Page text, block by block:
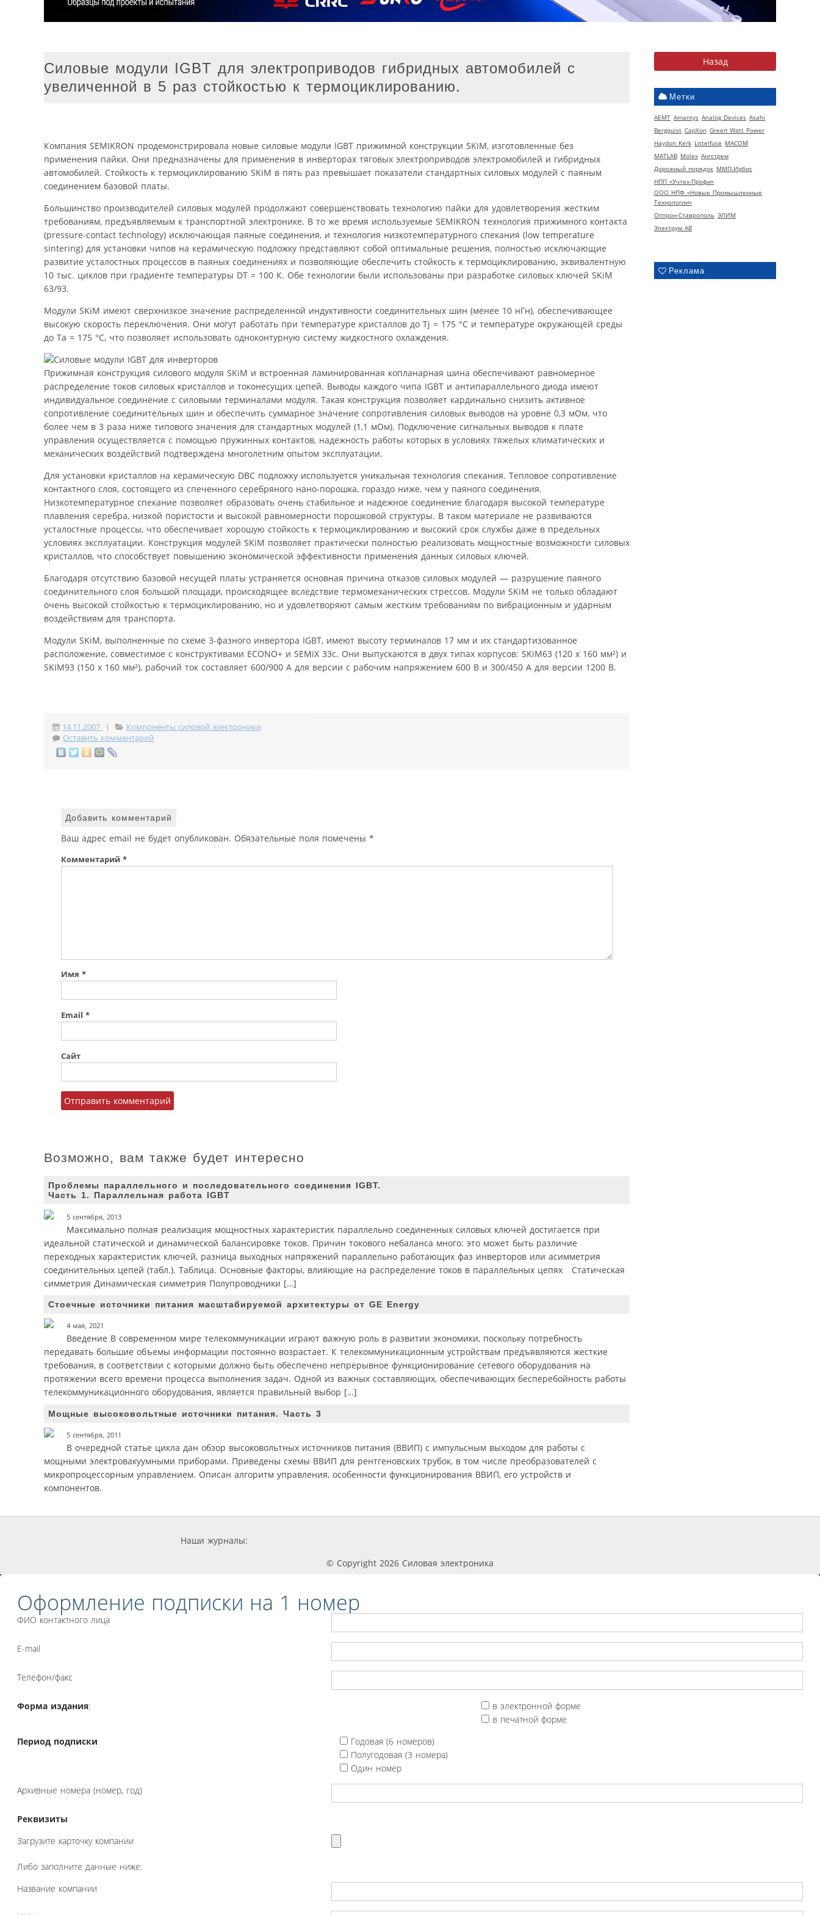
Метки
AEMT Amantys Analog Devices Asahi
Bergquist CapXon Green Watt Power
Haydon Kerk Littelfuse MACOM
MATLAB Molex Ангстрем
Дорожный порядок ММП-Ирбис
НПП «Учтех-Профи»
ООО НПФ «Новые Промышленные
Технологии»
Оптрон-Ставрополь ЭЛИМ
Электрум АВ
Реклама
Силовые модули IGBT для электроприводов гибридных автомобилей с
увеличенной в 5 раз стойкостью к термоциклированию.
Компания SEMIKRON продемонстрировала новые силовые модули IGBT прижимной конструкции SKiM, изготовленные без
применения пайки. Они предназначены для применения в инверторах тяговых электроприводов электромобилей и гибридных
автомобилей. Стойкость к термоциклированию SKiM в пять раз превышает показатели стандартных силовых модулей с паяным
соединением базовой платы.
Большинство производителей силовых модулей продолжают совершенствовать технологию пайки для удовлетворения жестким
требованиям, предъявляемым к транспортной электронике. В то же время используемые SEMIKRON технология прижимного контакта
(pressure-contact technology) исключающая паяные соединения, и технология низкотемпературного спекания (low temperature
sintering) для установки чипов на керамическую подложку представляют собой оптимальные решения, полностью исключающие
развитие усталостных процессов в паяных соединениях и позволяющие обеспечить стойкость к термоциклированию, эквивалентную
10 тыс. циклов при градиенте температуры DТ = 100 К. Обе технологии были использованы при разработке силовых ключей SKiM
63/93.
Модули SKiM имеют сверхнизкое значение распределенной индуктивности соединительных шин (менее 10 нГн), обеспечивающее
высокую скорость переключения. Они могут работать при температуре кристаллов до Tj = 175 °C и температуре окружающей среды
до Та = 175 °C, что позволяет использовать одноконтурную систему жидкостного охлаждения.
Прижимная конструкция силового модуля SKiM и встроенная ламинированная копланарная шина обеспечивают равномерное
распределение токов силовых кристаллов и токонесущих цепей. Выводы каждого чипа IGBT и антипараллельного диода имеют
индивидуальное соединение с силовыми терминалами модуля. Такая конструкция позволяет кардинально снизить активное
сопротивление соединительных шин и обеспечить суммарное значение сопротивления силовых выводов на уровне 0,3 мОм, что
более чем в 3 раза ниже типового значения для стандартных модулей (1,1 мОм). Подключение сигнальных выводов к плате
управления осуществляется с помощью пружинных контактов, надежность работы которых в условиях тяжелых климатических и
механических воздействий подтверждена многолетним опытом эксплуатации.
Для установки кристаллов на керамическую DBC подложку используется уникальная технология спекания. Тепловое сопротивление
контактного слоя, состоящего из спеченного серебряного нано-порошка, гораздо ниже, чем у паяного соединения.
Низкотемпературное спекание позволяет образовать очень стабильное и надежное соединение благодаря высокой температуре
плавления серебра, низкой пористости и высокой равномерности порошковой структуры. В таком материале не развиваются
усталостные процессы, что обеспечивает хорошую стойкость к термоциклированию и высокий срок службы даже в предельных
условиях эксплуатации. Конструкция модулей SKiM позволяет практически полностью реализовать мощностные возможности силовых
кристаллов, что способствует повышению экономической эффективности применения данных силовых ключей.
Благодаря отсутствию базовой несущей платы устраняется основная причина отказов силовых модулей — разрушение паяного
соединительного слоя большой площади, происходящее вследствие термомеханических стрессов. Модули SKiM не только обладают
очень высокой стойкостью к термоциклированию, но и удовлетворяют самым жестким требованиям по вибрационным и ударным
воздействиям для транспорта.
Модули SKiM, выполненные по схеме 3-фазного инвертора IGBT, имеют высоту терминалов 17 мм и их стандартизованное
расположение, совместимое с конструктивами ECONO+ и SEMiX 33c. Они выпускаются в двух типах корпусов: SKiM63 (120 x 160 мм²) и
SKiM93 (150 x 160 мм²), рабочий ток составляет 600/900 А для версии с рабочим напряжением 600 В и 300/450 А для версии 1200 В.
14.11.2007 |
Компоненты силовой электроники
Оставить комментарий
Добавить комментарий
Ваш адрес email не будет опубликован. Обязательные поля помечены *
Комментарий *
Имя *
Email *
Сайт
Возможно, вам также будет интересно
Проблемы параллельного и последовательного соединения IGBT.
Часть 1. Параллельная работа IGBT
5 сентября, 2013
Максимально полная реализация мощностных характеристик параллельно соединенных силовых ключей достигается при
идеальной статической и динамической балансировке токов. Причин токового небаланса много: это может быть различие
переходных характеристик ключей, разница выходных напряжений параллельно работающих фаз инверторов или асимметрия
соединительных цепей (табл.). Таблица. Основные факторы, влияющие на распределение токов в параллельных цепях Статическая
симметрия Динамическая симметрия Полупроводники […]
Стоечные источники питания масштабируемой архитектуры от GE Energy
4 мая, 2021
Введение В современном мире телекоммуникации играют важную роль в развитии экономики, поскольку потребность
передавать большие объемы информации постоянно возрастает. К телекоммуникационным устройствам предъявляются жесткие
требования, в соответствии с которыми должно быть обеспечено непрерывное функционирование сетевого оборудования на
протяжении всего времени процесса выполнения задач. Одной из важных составляющих, обеспечивающих бесперебойность работы
телекоммуникационного оборудования, является правильный выбор […]
Мощные высоковольтные источники питания. Часть 3
5 сентября, 2011
В очередной статье цикла дан обзор высоковольтных источников питания (ВВИП) с импульсным выходом для работы с
мощными электровакуумными приборами. Приведены схемы ВВИП для рентгеновских трубок, в том числе преобразователей с
микропроцессорным управлением. Описан алгоритм управления, особенности функционирования ВВИП, его устройств и
компонентов.
Наши журналы:
© Copyright 2026 Силовая электроника
Оформление подписки на 1 номер
ФИО контактного лица
E-mail
Телефон/факс
Форма издания:
в электронной форме
в печатной форме
Период подписки
Годовая (6 номеров)
Полугодовая (3 номера)
Один номер
Архивные номера (номер, год)
Реквизиты
Загрузите карточку компании
Либо заполните данные ниже:
Название компании